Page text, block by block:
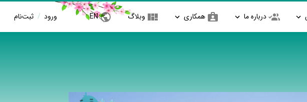
درباره ما همکاری وبلاگ EN ورود / ثبت‌نام